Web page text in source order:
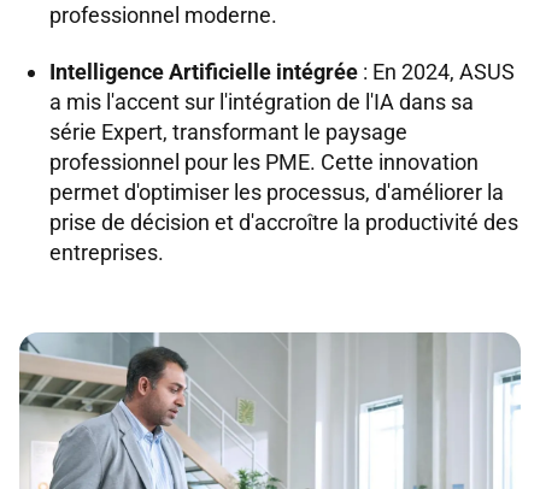
professionnel moderne.
Intelligence Artificielle intégrée : En 2024, ASUS
a mis l'accent sur l'intégration de l'IA dans sa
série Expert, transformant le paysage
professionnel pour les PME. Cette innovation
permet d'optimiser les processus, d'améliorer la
prise de décision et d'accroître la productivité des
entreprises.